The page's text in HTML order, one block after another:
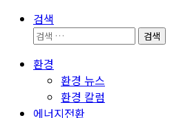
검색
검
환경
환경 뉴스
환경 칼럼
에너지전환